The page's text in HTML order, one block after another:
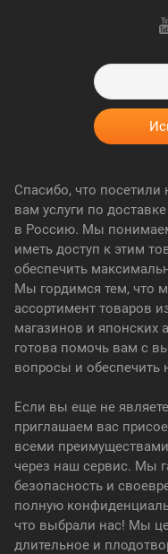
Спасибо, что
вам услуги по
в Россию. Мы
иметь доступ к этим
обеспечить
Мы гордимся тем, что
ассортимент товаров
магазинов и японских
готова помочь вам с
вопросы и обеспечить
Если вы еще не
приглашаем вас
всеми
через наш сервис. Мы
безопасность и
полную
что выбрали нас! Мы
длительное и